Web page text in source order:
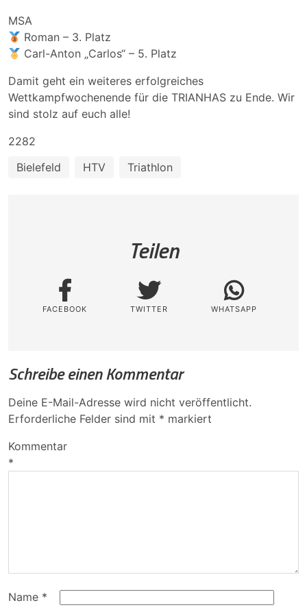
MSA
Roman – 3. Platz
Carl-Anton „Carlos“ – 5. Platz
Damit geht ein weiteres erfolgreiches
Wettkampfwochenende für die TRIANHAS zu Ende. Wir
sind stolz auf euch alle!
2282
Bielefeld
HTV Triathlon
Teilen
FACEBOOK TWITTER WHATSAPP
Schreibe einen Kommentar
Deine E-Mail-Adresse wird nicht veröffentlicht.
Erforderliche Felder sind mit * markiert
Kommentar
*
Name *